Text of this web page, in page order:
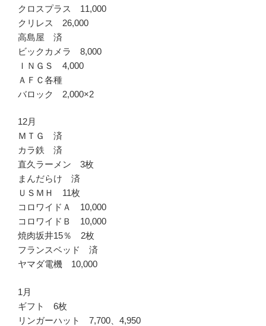
クロスプラス 11,000
クリレス 26,000
高島屋 済
ビックカメラ 8,000
ＩＮＧＳ 4,000
ＡＦＣ各種
バロック 2,000×2
12月
ＭＴＧ 済
カラ鉄 済
直久ラーメン 3枚
まんだらけ 済
ＵＳＭＨ 11枚
コロワイドＡ 10,000
コロワイドＢ 10,000
焼肉坂井15％ 2枚
フランスベッド 済
ヤマダ電機 10,000
1月
ギフト 6枚
リンガーハット 7,700、4,950